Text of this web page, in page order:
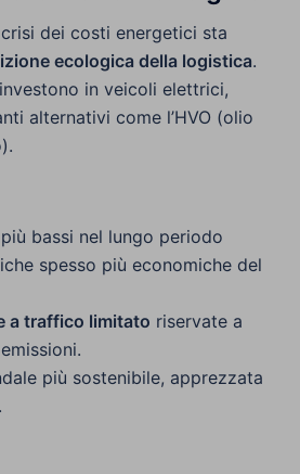
dei costi energetici sta
ecologica della logistica.
in veicoli elettrici,
alternativi come l’HVO (olio
bassi nel lungo periodo
spesso più economiche del
a traffico limitato riservate a
più sostenibile, apprezzata